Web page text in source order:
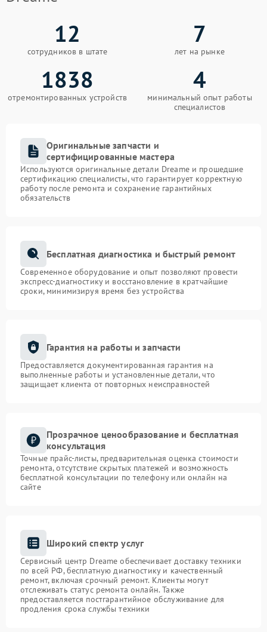
12
сотрудников в штате
7
лет на рынке
1838
отремонтированных устройств
4
минимальный опыт работы
специалистов
Оригинальные запчасти и
сертифицированные мастера
Используются оригинальные детали Dreame и прошедшие
сертификацию специалисты, что гарантирует корректную
работу после ремонта и сохранение гарантийных
обязательств
Бесплатная диагностика и быстрый ремонт
Современное оборудование и опыт позволяют провести
экспресс-диагностику и восстановление в кратчайшие
сроки, минимизируя время без устройства
Гарантия на работы и запчасти
Предоставляется документированная гарантия на
выполненные работы и установленные детали, что
защищает клиента от повторных неисправностей
Прозрачное ценообразование и бесплатная
консультация
Точные прайс-листы, предварительная оценка стоимости
ремонта, отсутствие скрытых платежей и возможность
бесплатной консультации по телефону или онлайн на
сайте
Широкий спектр услуг
Сервисный центр Dreame обеспечивает доставку техники
по всей РФ, бесплатную диагностику и качественный
ремонт, включая срочный ремонт. Клиенты могут
отслеживать статус ремонта онлайн. Также
предоставляется постгарантийное обслуживание для
продления срока службы техники